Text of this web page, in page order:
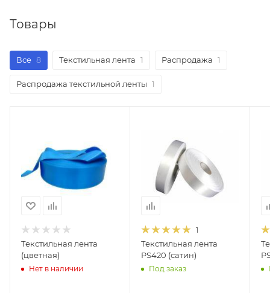
Товары
Все 8 Текстильная лента 1 Распродажа 1
Распродажа текстильной ленты 1
Текстильная лента
(цветная)
Нет в наличии
1
Текстильная лента
PS420 (сатин)
Под заказ